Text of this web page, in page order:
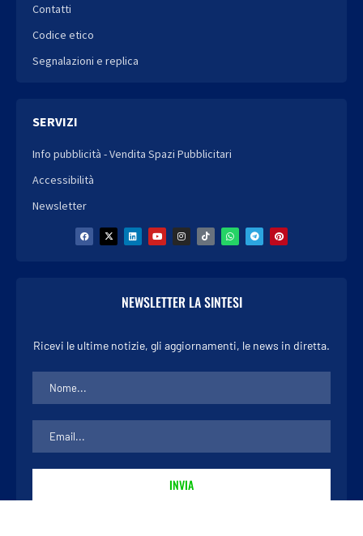
Contatti
Codice etico
Segnalazioni e replica
SERVIZI
Info pubblicità - Vendita Spazi Pubblicitari
Accessibilità
Newsletter
NEWSLETTER LA SINTESI
Ricevi le ultime notizie, gli aggiornamenti, le news in diretta.